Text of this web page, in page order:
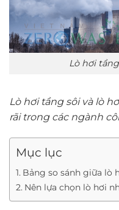
Lò hơi
Lò hơi tầng sôi và lò
rãi trong các ngành
Mục lục
Bảng so sánh giữa lò
Nên lựa chọn lò hơi